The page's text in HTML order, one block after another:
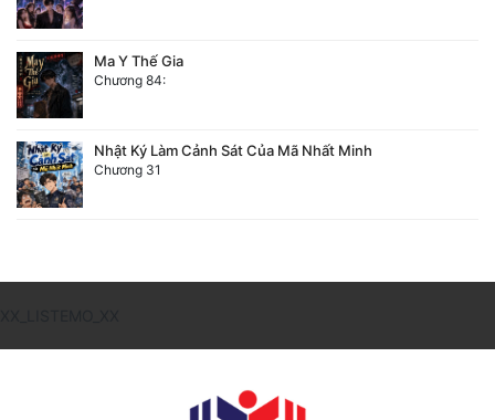
Ma Y Thế Gia
Chương 84:
Nhật Ký Làm Cảnh Sát Của Mã Nhất Minh
Chương 31